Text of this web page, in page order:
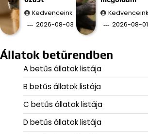
Kedvenceink
2026-08-03
Kedvenceink
2026-08-01
Állatok betűrendben
A betűs állatok listája
B betűs állatok listája
C betűs állatok listája
D betűs állatok listája